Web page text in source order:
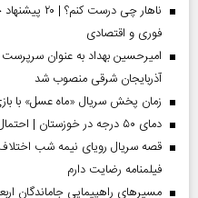
ناهار چی
فوری و اقتصادی
امیرحسین بهداد به عنوان
آذربایجان شرقی منصوب شد
زمان پخش سریال «ماه عسل» با
دمای ۵۰ درجه در خوزستان | احتمال بارش‌های سیل‌آسا در ۳ استان
قصه سریال رویای نیمه شب
فیلمنامه رضایت دارم
مسیر‌های راهپیمایی جاماندگان